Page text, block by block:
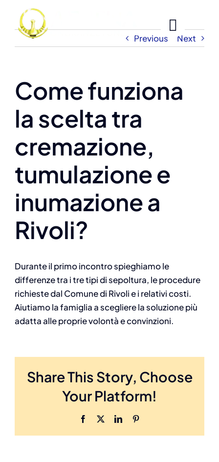
content
Previous Next
Come funziona
la scelta tra
cremazione,
tumulazione e
inumazione a
Rivoli?
Durante il primo incontro spieghiamo le
differenze tra i tre tipi di sepoltura, le procedure
richieste dal Comune di Rivoli e i relativi costi.
Aiutiamo la famiglia a scegliere la soluzione più
adatta alle proprie volontà e convinzioni.
Share This Story, Choose
Your Platform!
FacebookLinkedIn